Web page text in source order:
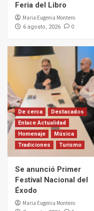
Feria del Libro
Maria Eugenia Montero
6 agosto, 2026 0
De cerca
Destacados
Enlace Actualidad
Homenaje
Música
Tradiciones
Turismo
Se anunció Primer
Festival Nacional del
Éxodo
Maria Eugenia Montero